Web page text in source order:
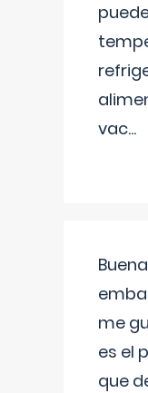
vac...
me
es el
que